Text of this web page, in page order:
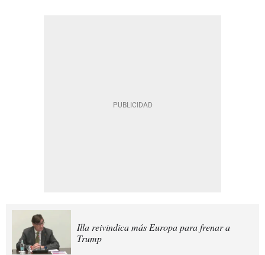
Illa reivindica más Europa para frenar a
Trump